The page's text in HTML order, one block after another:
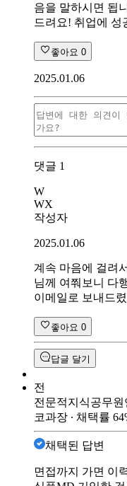
음을 말하시면 됩
드려요! 취업에 성
좋아요 0
2025.01.06
댓글 1
W
WX
작성자
2025.01.06
계속 마음에 걸려
님께 여쭤보니 다
이메일로 보내드
좋아요 0
답글 달기
전
전문적지식공무
코과장 ∙ 채택률 64
채택된 답변
면접까지 가면 이